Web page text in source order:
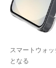
スマートウォ
となる